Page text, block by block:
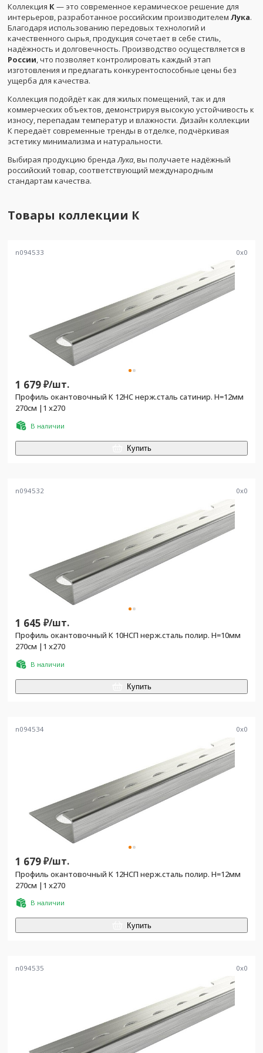
Коллекция К— это современное керамическое решение для
интерьеров, разработанное российским производителем Лука.
Благодаря использованию передовых технологий и
качественного сырья, продукция сочетает в себе стиль,
надёжность и долговечность. Производство осуществляется в
России, что позволяет контролировать каждый этап
изготовления и предлагать конкурентоспособные цены без
ущерба для качества.
Коллекция подойдёт как для жилых помещений, так и для
коммерческих объектов, демонстрируя высокую устойчивость к
износу, перепадам температур и влажности. Дизайн коллекции
К передаёт современные тренды в отделке, подчёркивая
эстетику минимализма и натуральности.
Выбирая продукцию брендаЛука, вы получаете надёжный
российский товар, соответствующий международным
стандартам качества.
Товары коллекции К
n094533 0x0
1 679₽/шт.
Профиль окантовочный К 12НС нерж.сталь сатинир. H=12мм
270см |1 х270
В наличии
Купить
n094532 0x0
1 645 ₽/шт.
Профиль окантовочный К 10НСП нерж.сталь полир. H=10мм
270см |1 х270
В наличии
Купить
n094534 0x0
1 679₽/шт.
Профиль окантовочный К 12НСП нерж.сталь полир. H=12мм
270см |1 х270
В наличии
Купить
n094535 0x0